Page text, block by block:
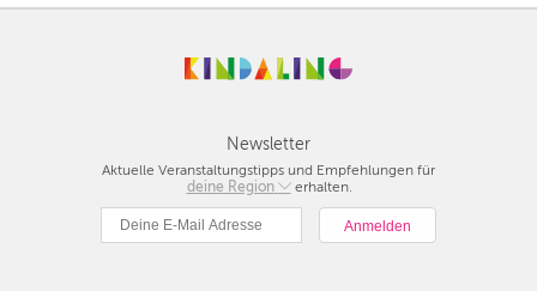
Newsletter
Aktuelle Veranstaltungstipps und Empfehlungen für
deine Region
Berlin
Hamburg
erhalten.